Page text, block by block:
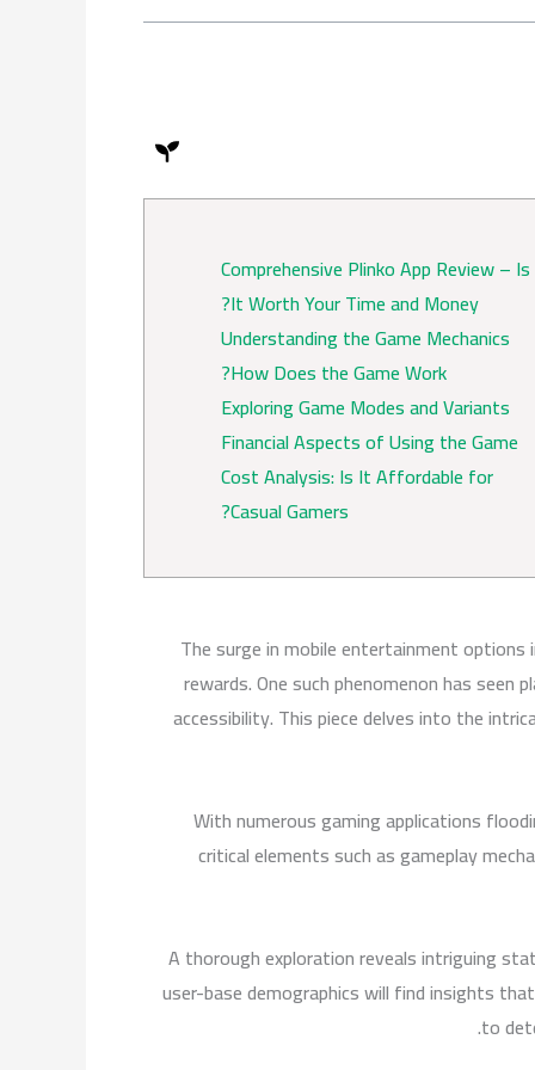
e r o
Comprehensive Plinko App Review – Is
It Worth Your Time and Money?
Understanding the Game Mechanics
How Does the Game Work?
Exploring Game Modes and Variants
Financial Aspects of Using the Game
Cost Analysis: Is It Affordable for
Casual Gamers?
The surge in mobile entertainment
rewards. One such phenomenon has
accessibility. This piece delves into the
With numerous gaming applications
critical elements such as gameplay
A thorough exploration reveals intriguing
user-base demographics will find insights
to